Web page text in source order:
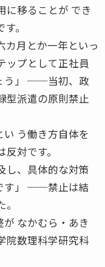
に移ることが でき
。
カ月とか一年といっ
ップとして正社員
う」 ──当初、政
型派遣の原則禁止
う働き方自体を
対です。
し、具体的な対策
す」 ──禁止は結
なかむら・あき
院数理科学研究科